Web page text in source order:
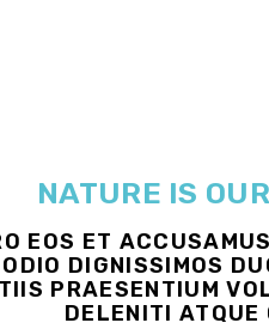
NATURE IS
EOS ET
ODIO DIGNISSIMOS
PRAESENTIUM
DELENITI ATQUE